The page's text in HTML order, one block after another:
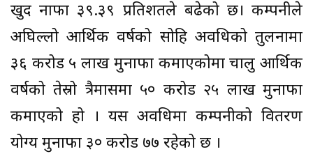
खुद नाफा ३९.३९ प्रतिशतले बढेको छ। कम्पनीले
अघिल्लो आर्थिक वर्षको सोहि अवधिको तुलनामा
३६ करोड ५ लाख मुनाफा कमाएकोमा चालु आर्थिक
वर्षको तेस्रो त्रैमासमा ५० करोड २५ लाख मुनाफा
कमाएको हो । यस अवधिमा कम्पनीको वितरण
योग्य मुनाफा ३० करोड ७७ रहेको छ ।